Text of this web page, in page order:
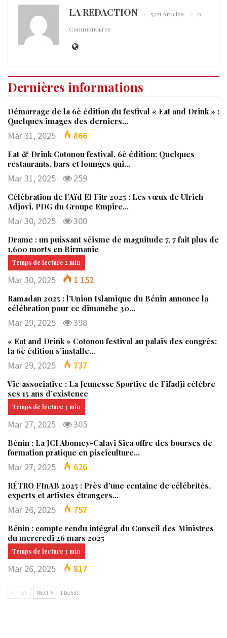
LA REDACTION 5321 Articles
0
Commentaires
Dernières informations
Démarrage de la 6è édition du festival « Eat and Drink » :
Quelques images des derniers…
Mar 31, 2025 866
Eat & Drink Cotonou festival, 6è édition: Quelques
restaurants, bars et lounges qui…
Mar 31, 2025 259
Célébration de l’Aïd El Fitr 2025 : Les vœux de Ulrich
Adjovi, PDG du Groupe Empire…
Mar 30, 2025 300
Drame : un puissant séisme de magnitude 7, 7 fait plus de
1.600 morts en Birmanie
Mar 30, 2025 1 152
Ramadan 2025 : l’Union Islamique du Bénin annonce la
célébration pour ce dimanche 30…
Mar 29, 2025 398
« Eat and Drink » Cotonou festival au palais des congrès:
la 6è édition s’installe…
Mar 29, 2025 737
Vie associative : La Jeunesse Sportive de Fifadji célèbre
ses 15 ans d’existence
Mar 27, 2025 305
Bénin : La JCI Abomey-Calavi Sica offre des bourses de
formation pratique en pisciculture…
Mar 27, 2025 626
RÉTRO FInAB 2025 : Près d’une centaine de célébrités,
experts et artistes étrangers…
Mar 26, 2025 757
Bénin : compte rendu intégral du Conseil des Ministres
du mercredi 26 mars 2025
Mar 26, 2025 817
PREV NEXT 1 De 533